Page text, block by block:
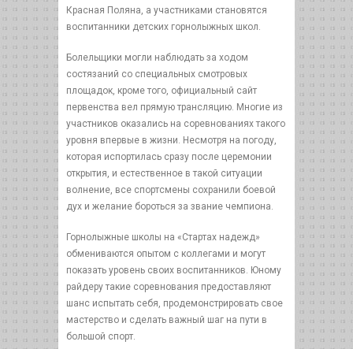
Красная Поляна, а участниками становятся
воспитанники детских горнолыжных школ.
Болельщики могли наблюдать за ходом
состязаний со специальных смотровых
площадок, кроме того, официальный сайт
первенства вел прямую трансляцию. Многие из
участников оказались на соревнованиях такого
уровня впервые в жизни. Несмотря на погоду,
которая испортилась сразу после церемонии
открытия, и естественное в такой ситуации
волнение, все спортсмены сохранили боевой
дух и желание бороться за звание чемпиона.
Горнолыжные школы на «Стартах надежд»
обмениваются опытом с коллегами и могут
показать уровень своих воспитанников. Юному
райдеру такие соревнования предоставляют
шанс испытать себя, продемонстрировать свое
мастерство и сделать важный шаг на пути в
большой спорт.